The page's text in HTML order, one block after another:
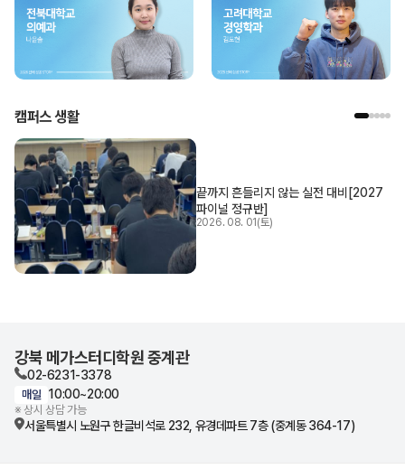
캠퍼스 생활
끝까지 흔들리지 않는 실전 대비[2027
파이널 정규반]
2026. 08. 01(토)
강북 메가스터디학원 중계관
02-6231-3378
매일 10:00~20:00
※ 상시 상담 가능
서울특별시 노원구 한글비석로 232, 유경데파트 7층 (중계동 364-17)